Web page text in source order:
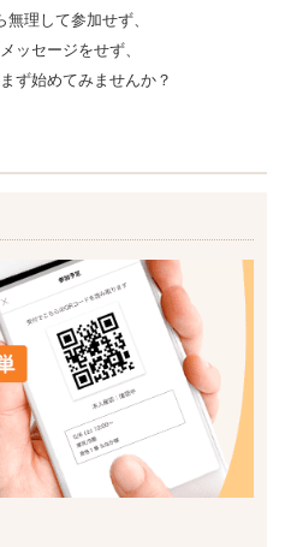
理して参加せず、
ッセージをせず、
ず始めてみませんか？